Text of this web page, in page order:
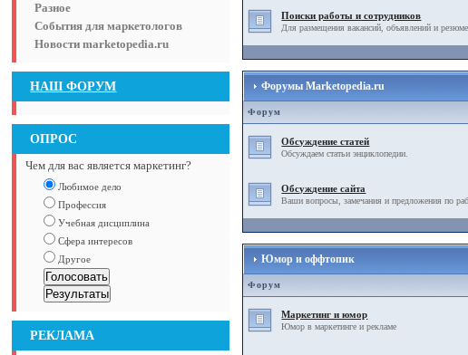
Разное
События для маркетологов
Новости marketopedia.ru
НАШ ФОРУМ
ОПРОС
Чем для вас является маркетинг?
Любимое дело
Профессия
Учебная дисциплина
Сфера интересов
Другое
РЕКЛАМА
Поиски работы и сотрудников
Для размещения вакансий, объявлений и резюме
Форумы Marketopedia.ru
Форум
Обсуждение статей
Обсуждаем статьи энциклопедии.
Обсуждение сайта
Ваши вопросы, замечания и предложения по
Юмор и оффтопик
Форум
Маркетинг и юмор
Юмор в маркетинге и рекламе